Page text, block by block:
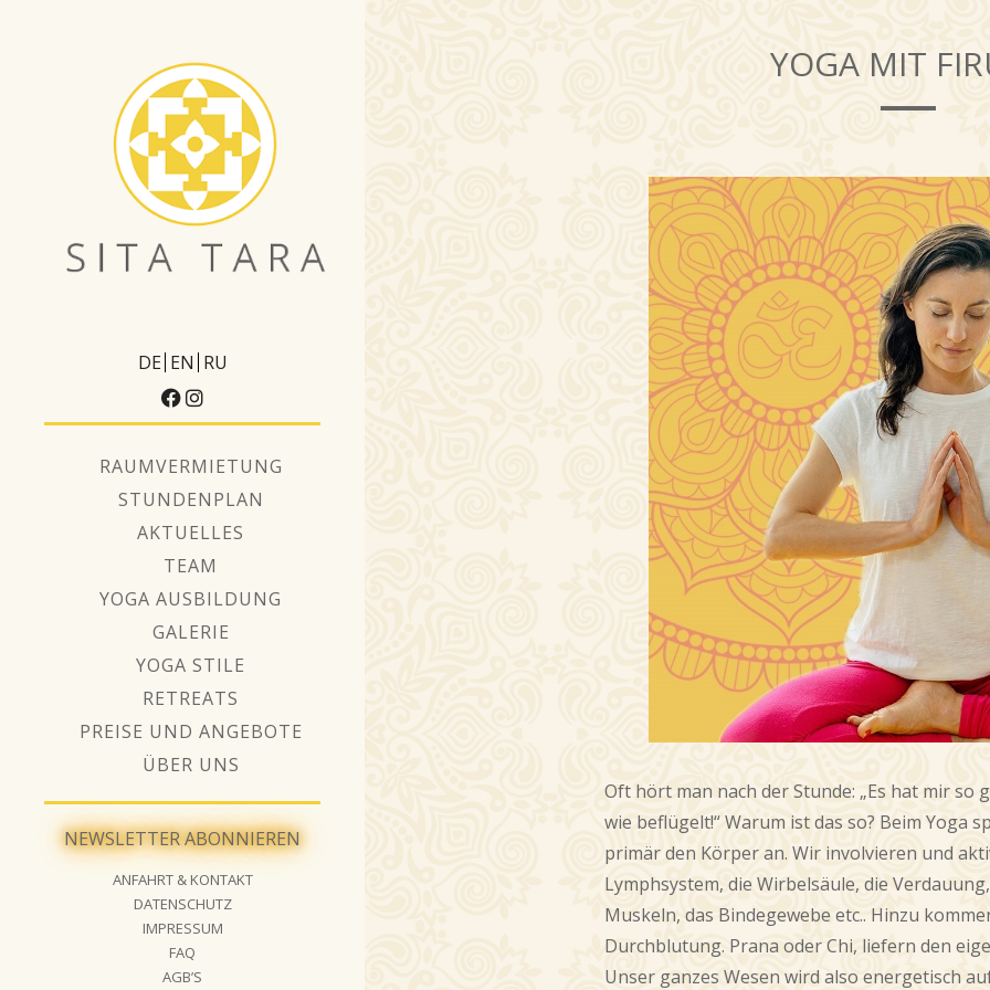
DE EN RU
RAUMVERMIETUNG
STUNDENPLAN
AKTUELLES
TEAM
YOGA AUSBILDUNG
GALERIE
YOGA STILE
RETREATS
PREISE UND ANGEBOTE
ÜBER UNS
NEWSLETTER ABONNIEREN
ANFAHRT & KONTAKT
DATENSCHUTZ
IMPRESSUM
FAQ
AGB’S
YOGA MIT
Oft hört man nach der Stunde: „Es hat mir so
wie beflügelt!“ Warum ist das so? Beim Yoga
primär den Körper an. Wir involvieren und
Lymphsystem, die Wirbelsäule, die
Muskeln, das Bindegewebe etc.. Hinzu
Durchblutung. Prana oder Chi, liefern den
Unser ganzes Wesen wird also energetisch